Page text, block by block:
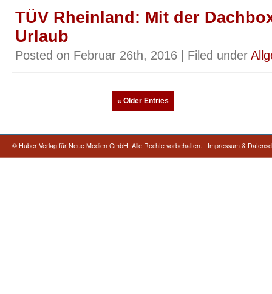
TÜV Rheinland: Mit der
Urlaub
Posted on Februar 26th, 2016 | Filed under
« Older Entries
© Huber Verlag für Neue Medien GmbH. Alle Rechte vorbehalten. | Impressum &